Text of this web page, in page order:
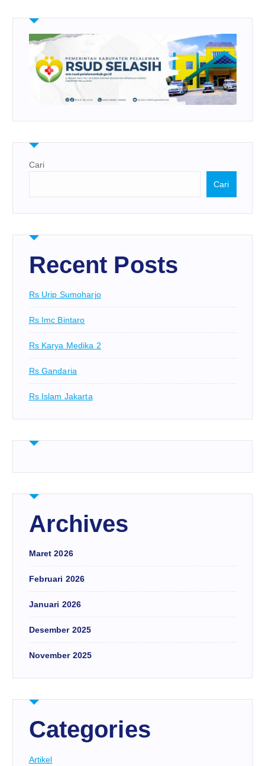
Cari
Cari
Recent Posts
Rs Urip Sumoharjo
Rs Imc Bintaro
Rs Karya Medika 2
Rs Gandaria
Rs Islam Jakarta
Archives
Maret 2026
Februari 2026
Januari 2026
Desember 2025
November 2025
Categories
Artikel